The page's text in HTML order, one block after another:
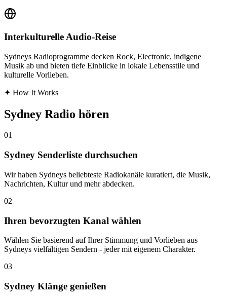
Interkulturelle Audio-Reise
Sydneys Radioprogramme decken Rock, Electronic, indigene
Musik ab und bieten tiefe Einblicke in lokale Lebensstile und
kulturelle Vorlieben.
✦ How It Works
Sydney Radio hören
01
Sydney Senderliste durchsuchen
Wir haben Sydneys beliebteste Radiokanäle kuratiert, die Musik,
Nachrichten, Kultur und mehr abdecken.
02
Ihren bevorzugten Kanal wählen
Wählen Sie basierend auf Ihrer Stimmung und Vorlieben aus
Sydneys vielfältigen Sendern - jeder mit eigenem Charakter.
03
Sydney Klänge genießen